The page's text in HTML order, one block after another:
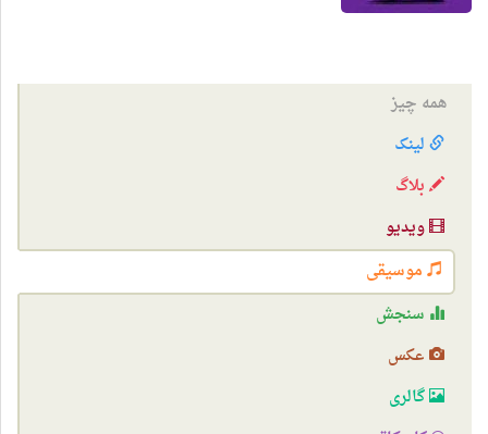
همه چیز
لینک
بلاگ
ویدیو
موسیقی
سنجش
عکس
گالری